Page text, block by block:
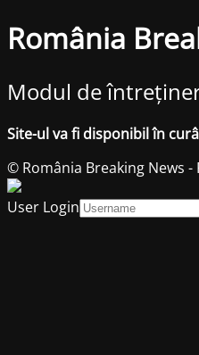
România
Modul de
Site-ul va fi disponibil în
© România Breaking News -
User Login